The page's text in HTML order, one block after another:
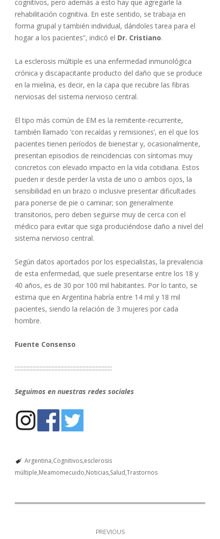
cognitivos, pero además a esto hay que agregarle la
rehabilitación cognitiva. En este sentido, se trabaja en
forma grupal y también individual, dándoles tarea para el
hogar a los pacientes”, indicó el Dr. Cristiano.
La esclerosis múltiple es una enfermedad inmunológica
crónica y discapacitante producto del daño que se produce
en la mielina, es decir, en la capa que recubre las fibras
nerviosas del sistema nervioso central.
El tipo más común de EM es la remitente-recurrente,
también llamado ‘con recaídas y remisiones’, en el que los
pacientes tienen períodos de bienestar y, ocasionalmente,
presentan episodios de reincidencias con síntomas muy
concretos con elevado impacto en la vida cotidiana. Estos
pueden ir desde perder la vista de uno o ambos ojos, la
sensibilidad en un brazo o inclusive presentar dificultades
para ponerse de pie o caminar; son generalmente
transitorios, pero deben seguirse muy de cerca con el
médico para evitar que siga produciéndose daño a nivel del
sistema nervioso central.
Según datos aportados por los especialistas, la prevalencia
de esta enfermedad, que suele presentarse entre los 18 y
40 años, es de 30 por 100 mil habitantes. Por lo tanto, se
estima que en Argentina habría entre 14 mil y 18 mil
pacientes, siendo la relación de 3 mujeres por cada
hombre.
Fuente Consenso
::::::::::::::::::::::::::::::::::::::::::::::::::::::::::::::::::
Seguimos en nuestras redes sociales
Argentina Cognitivos esclerosis
múltiple Meamomecuido Noticias Salud Trastornos
PREVIOUS